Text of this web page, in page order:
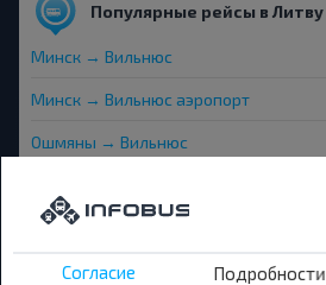
Популярные рейсы в Литву
Минск → Вильнюс
Минск → Вильнюс аэропорт
Ошмяны → Вильнюс
Гомель → Вильнюс
Минск → Каунас
Согласие Подробности